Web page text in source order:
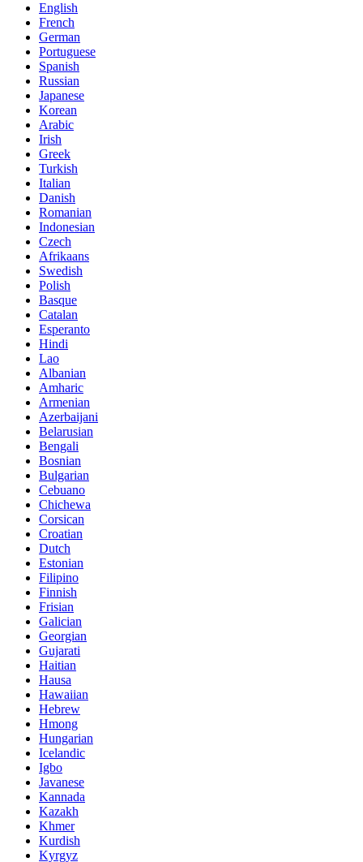
English
French
German
Portuguese
Spanish
Russian
Japanese
Korean
Arabic
Irish
Greek
Turkish
Italian
Danish
Romanian
Indonesian
Czech
Afrikaans
Swedish
Polish
Basque
Catalan
Esperanto
Hindi
Lao
Albanian
Amharic
Armenian
Azerbaijani
Belarusian
Bengali
Bosnian
Bulgarian
Cebuano
Chichewa
Corsican
Croatian
Dutch
Estonian
Filipino
Finnish
Frisian
Galician
Georgian
Gujarati
Haitian
Hausa
Hawaiian
Hebrew
Hmong
Hungarian
Icelandic
Igbo
Javanese
Kannada
Kazakh
Khmer
Kurdish
Kyrgyz